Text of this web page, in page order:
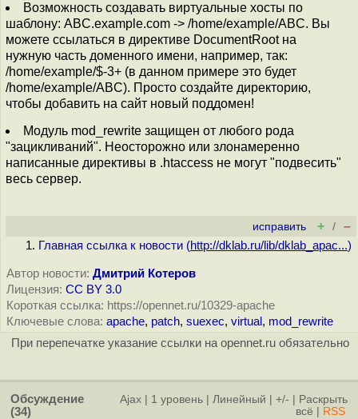
Возможность создавать виртуальные хосты по
шаблону: ABC.example.com -> /home/example/ABC. Вы
можете ссылаться в директиве DocumentRoot на
нужную часть доменного имени, например, так:
/home/example/$-3+ (в данном примере это будет
/home/example/ABC). Просто создайте директорию,
чтобы добавить на сайт новый поддомен!
Модуль mod_rewrite защищен от любого рода
"зацикливаний". Неосторожно или злонамеренно
написанные директивы в .htaccess не могут "подвесить"
весь сервер.
исправить + / –
Главная ссылка к новости (http://dklab.ru/lib/dklab_apac...)
Автор новости: Дмитрий Котеров
Лицензия: CC BY 3.0
Короткая ссылка: https://opennet.ru/10329-apache
Ключевые слова: apache, patch, suexec, virtual , mod_rewrite
При перепечатке указание ссылки на opennet.ru обязательно
Обсуждение
(34)
Ajax 1 уровень Линейный +/-
Раскрыть
всё
RSS